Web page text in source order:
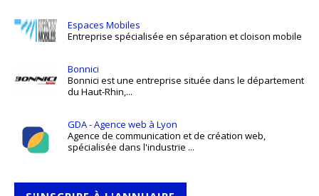
Espaces Mobiles
Entreprise spécialisée en séparation et cloison mobile
Bonnici
Bonnici est une entreprise située dans le département
du Haut-Rhin,...
GDA - Agence web à Lyon
Agence de communication et de création web,
spécialisée dans l'industrie ...